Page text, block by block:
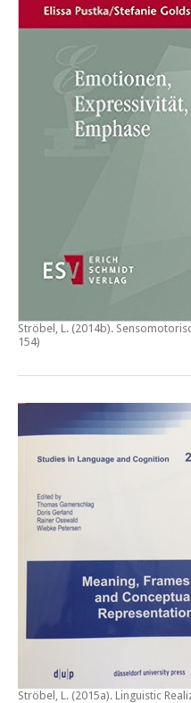
Ströbel, L. (2014b).
154)
Ströbel, L. (2015a). Linguistic